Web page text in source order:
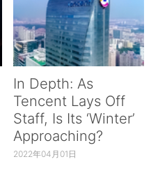
In Depth: As
Tencent Lays Off
Staff, Is Its ‘Winter’
Approaching?
2022年04月01日